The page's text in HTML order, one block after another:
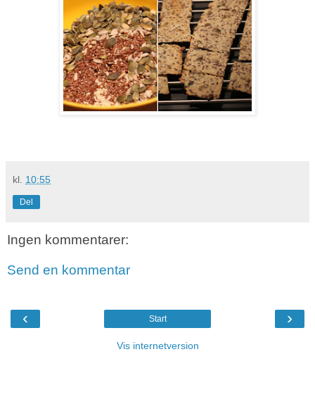
kl. 10:55
Del
Ingen kommentarer:
Send en kommentar
‹ ›
Start
Vis internetversion